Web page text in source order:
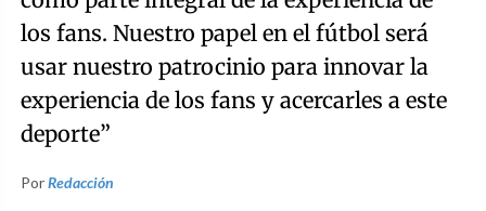
los fans. Nuestro papel en el fútbol será
usar nuestro patrocinio para innovar la
experiencia de los fans y acercarles a este
deporte”
PorRedacción